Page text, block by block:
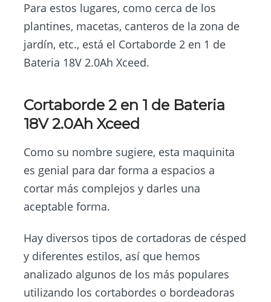
Para estos lugares, como cerca de los
plantines, macetas, canteros de la zona de
jardín, etc., está el Cortaborde 2 en 1 de
Bateria 18V 2.0Ah Xceed.
Cortaborde 2 en 1 de Bateria
18V 2.0Ah Xceed
Como su nombre sugiere, esta maquinita
es genial para dar forma a espacios a
cortar más complejos y darles una
aceptable forma.
Hay diversos tipos de cortadoras de césped
y diferentes estilos, así que hemos
analizado algunos de los más populares
utilizando los cortabordes o bordeadoras